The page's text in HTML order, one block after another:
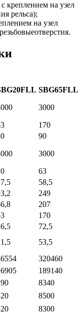
креплением на узел
рельса);
на узел
SBG65FLL
3000
170
90
3000
63
58,5
249
207
170
72,5
53,5
320460
189140
8340
8500
8300